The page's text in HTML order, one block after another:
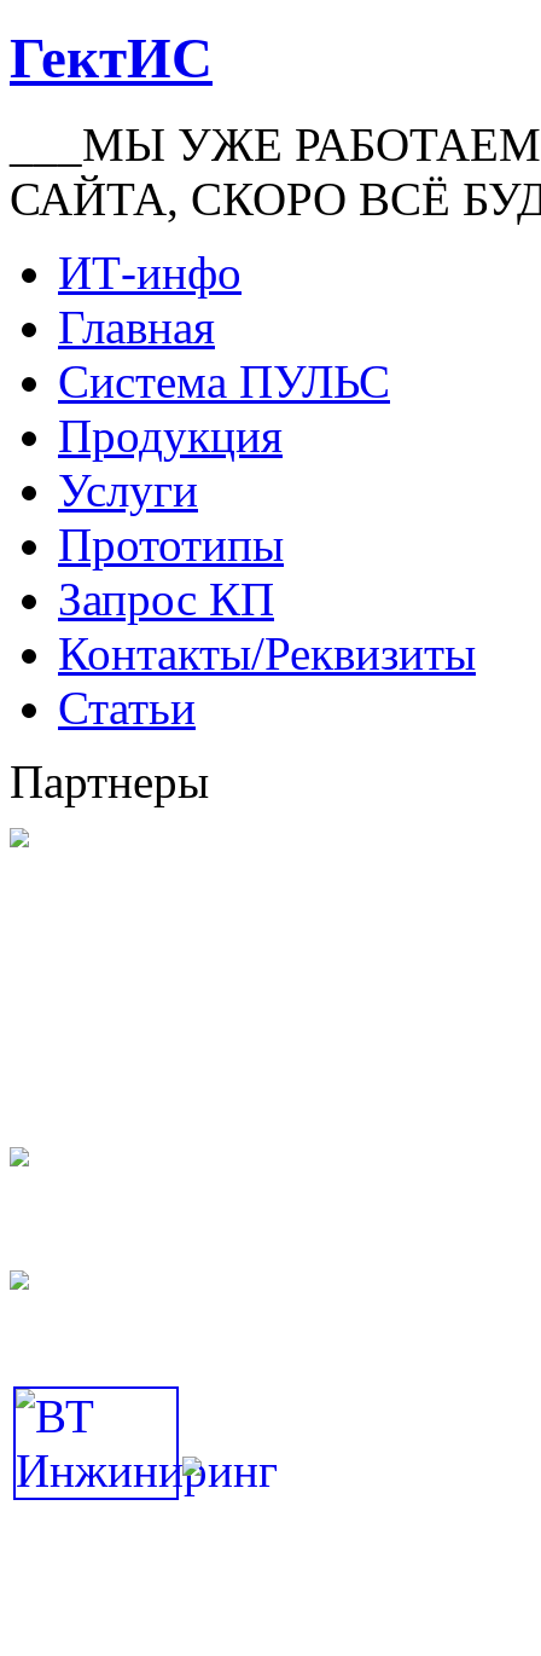
ГектИС
___МЫ УЖЕ
САЙТА, СКОРО ВСЁ
ИТ-инфо
Главная
Система ПУЛЬС
Продукция
Услуги
Прототипы
Запрос КП
Контакты/Реквизиты
Статьи
Партнеры